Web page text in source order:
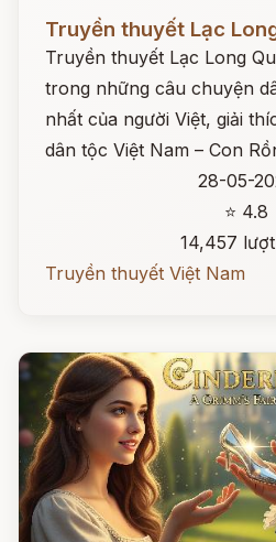
Đọc ngay
Truyền thuyết Lạc
Truyền thuyết Lạc Long
trong những câu chuyện
nhất của người Việt, giải
dân tộc Việt Nam – Con
28-05-
⭐ 4.8
14,457
Truyền thuyết Việt Nam